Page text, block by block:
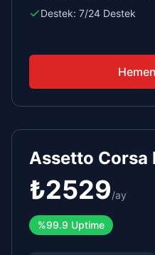
Destek: 7/24 Destek
Assetto Corsa
₺2529/ay
%99.9 Uptime